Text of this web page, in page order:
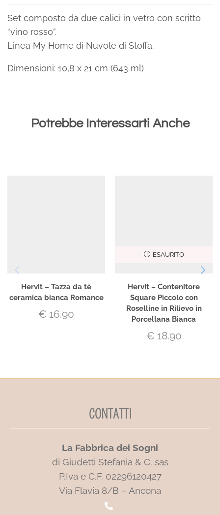
Set composto da due calici in vetro con scritto
“vino rosso”.
Linea My Home di Nuvole di Stoffa.
Dimensioni: 10,8 x 21 cm (643 ml)
Potrebbe Interessarti Anche
Hervit – Tazza da tè
ceramica bianca Romance
€ 16.90
ESAURITO
Hervit – Contenitore
Square Piccolo con
Roselline in Rilievo in
Porcellana Bianca
€ 18.90
CONTATTI
La Fabbrica dei Sogni
di Giudetti Stefania & C. sas
P.Iva e C.F. 02296120427
Via Flavia 8/B – Ancona